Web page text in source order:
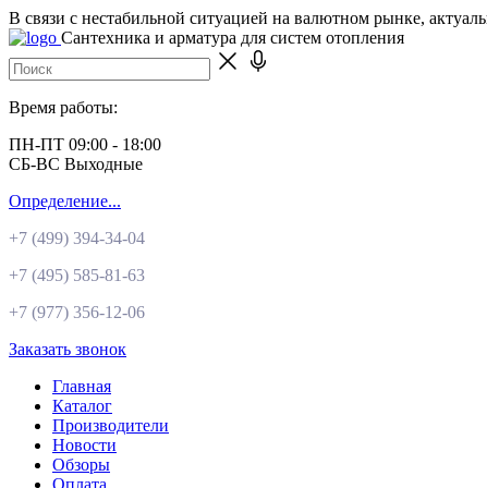
В связи с нестабильной ситуацией на валютном рынке,
Сантехника и арматура для систем отопления
Время работы:
ПН-ПТ 09:00 - 18:00
СБ-ВС Выходные
Определение...
+7 (499) 394-34-04
+7 (495) 585-81-63
+7 (977) 356-12-06
Заказать звонок
Главная
Каталог
Производители
Новости
Обзоры
Оплата